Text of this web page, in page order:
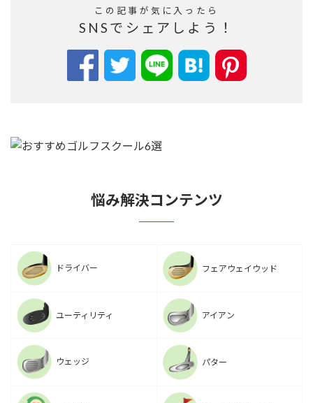
この記事が気に入ったら
SNSでシェアしよう！
悩み解決コンテンツ
ドライバー フェアウェイウッド
ユーティリティ アイアン
ウェッジ パター